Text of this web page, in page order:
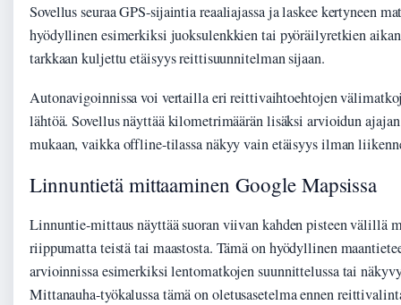
Sovellus seuraa GPS-sijaintia reaaliajassa ja laskee kertyneen
hyödyllinen esimerkiksi juoksulenkkien tai pyöräilyretkien
tarkkaan kuljettu etäisyys reittisuunnitelman sijaan.
Autonavigoinnissa voi vertailla eri reittivaihtoehtojen
lähtöä. Sovellus näyttää kilometrimäärän lisäksi arvioidun
mukaan, vaikka offline-tilassa näkyy vain etäisyys ilman
Linnuntietä mittaaminen Google Mapsissa
Linnuntie-mittaus näyttää suoran viivan kahden pisteen välillä
riippumatta teistä tai maastosta. Tämä on hyödyllinen
arvioinnissa esimerkiksi lentomatkojen suunnittelussa tai
Mittanauha-työkalussa tämä on oletusasetelma ennen